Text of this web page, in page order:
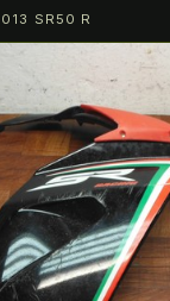
SR50 R